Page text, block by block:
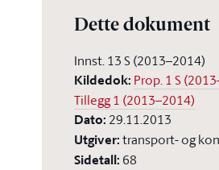
Dette dokument
Innst. 13 S (2013–2014)
Kildedok: Prop. 1 S
Tillegg 1 (2013–2014)
Dato: 29.11.2013
Utgiver:transport- og
Sidetall: 68